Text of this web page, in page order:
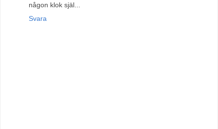
någon klok själ...
Svara